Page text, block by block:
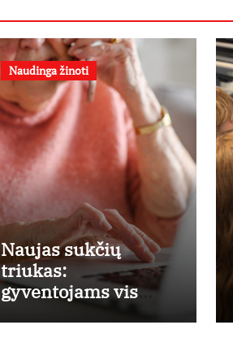
Naudinga žinoti
Naujas sukčių
triukas:
gyventojams vis
dažniau skambina